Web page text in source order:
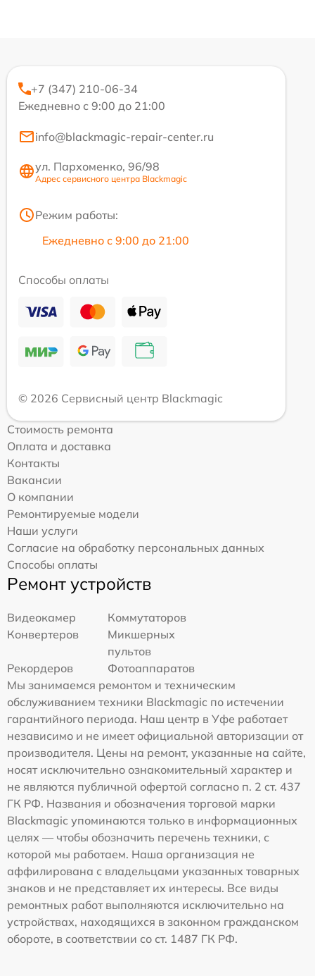
+7 (347) 210-06-34
Ежедневно с 9:00 до 21:00
info@blackmagic-repair-center.ru
ул. Пархоменко, 96/98
Адрес сервисного центра Blackmagic
Режим работы:
Ежедневно с 9:00 до 21:00
Способы оплаты
© 2026 Сервисный центр Blackmagic
Стоимость ремонта
Оплата и доставка
Контакты
Вакансии
О компании
Ремонтируемые модели
Наши услуги
Согласие на обработку персональных данных
Способы оплаты
Ремонт устройств
Видеокамер
Коммутаторов
Конвертеров
Микшерных
пультов
Рекордеров
Фотоаппаратов
Мы занимаемся ремонтом и техническим
обслуживанием техники Blackmagic по истечении
гарантийного периода. Наш центр в Уфе работает
независимо и не имеет официальной авторизации от
производителя. Цены на ремонт, указанные на сайте,
носят исключительно ознакомительный характер и
не являются публичной офертой согласно п. 2 ст. 437
ГК РФ. Названия и обозначения торговой марки
Blackmagic упоминаются только в информационных
целях — чтобы обозначить перечень техники, с
которой мы работаем. Наша организация не
аффилирована с владельцами указанных товарных
знаков и не представляет их интересы. Все виды
ремонтных работ выполняются исключительно на
устройствах, находящихся в законном гражданском
обороте, в соответствии со ст. 1487 ГК РФ.